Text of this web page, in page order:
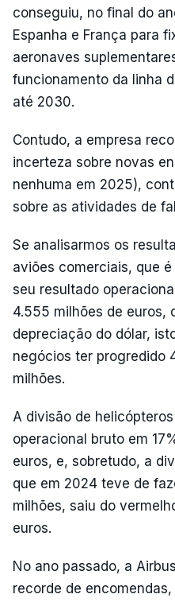
conseguiu, no final do
Espanha e França para
aeronaves
funcionamento da linha
até 2030.
Contudo, a empresa
incerteza sobre novas
nenhuma em 2025),
sobre as atividades de
Se analisarmos os
aviões comerciais, que
seu resultado
4.555 milhões de euros,
depreciação do dólar,
negócios ter progredido
milhões.
A divisão de
operacional bruto em
euros, e, sobretudo, a
que em 2024 teve de
milhões, saiu do
euros.
No ano passado, a
recorde de encomendas,